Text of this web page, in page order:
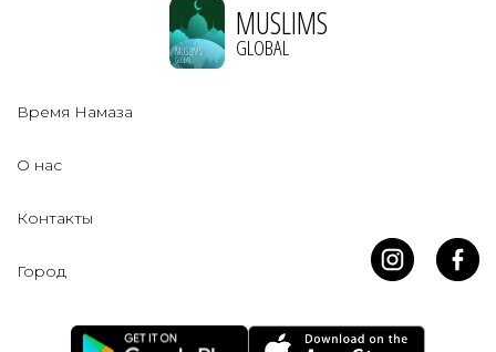
MUSLIMS
GLOBAL
Время Намаза
О нас
Контакты
Город